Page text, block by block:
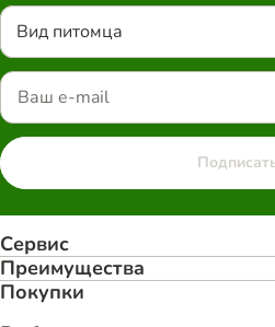
Вид питомца
Сервис
Преимуществa
Покупки